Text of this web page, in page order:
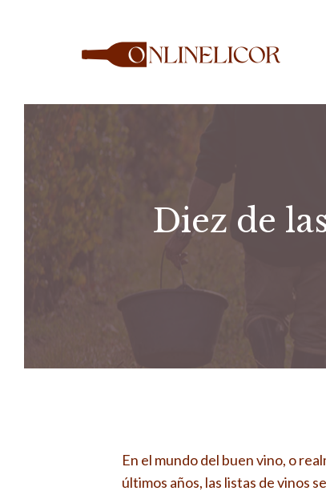
Diez de
En el mundo del buen vino, o
últimos años, las listas de vinos